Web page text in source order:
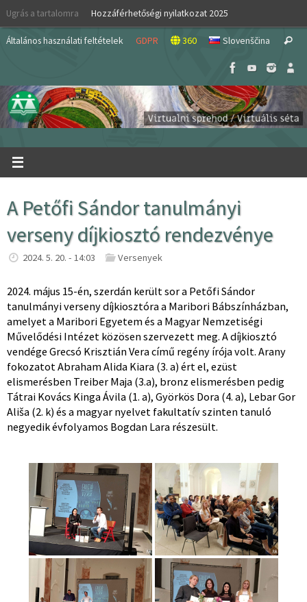
Skip
content
Ugrás a tartalomra Hozzáférhetőségi nyilatkozat 2025
Általános használati feltételek GDPR 360 Slovenščina Search
A Petőfi Sándor tanulmányi
verseny díjkiosztó rendezvénye
2024. 5. 20. - 14:03 Versenyek
2024. május 15-én, szerdán került sor a Petőfi Sándor
tanulmányi verseny díjkiosztóra a Maribori Bábszínházban,
amelyet a Maribori Egyetem és a Magyar Nemzetiségi
Művelődési Intézet közösen szervezett meg. A díjkiosztó
vendége Grecsó Krisztián Vera című regény írója volt. Arany
fokozatot Abraham Alida Kiara (3. a) ért el, ezüst
elismerésben Treiber Maja (3.a), bronz elismerésben pedig
Tátrai Kovács Kinga Ávila (1. a), Györkös Dora (4. a), Lebar Gor
Ališa (2. k) és a magyar nyelvet fakultatív szinten tanuló
negyedik évfolyamos Bogdan Lara részesült.